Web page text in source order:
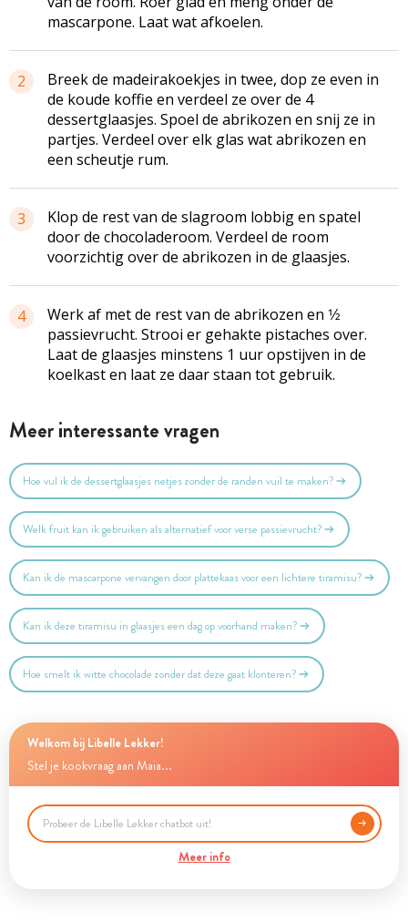
mascarpone. Laat wat afkoelen.
2
Breek de madeirakoekjes in twee, dop ze even in
de koude koffie en verdeel ze over de 4
dessertglaasjes. Spoel de abrikozen en snij ze in
partjes. Verdeel over elk glas wat abrikozen en
een scheutje rum.
3
Klop de rest van de slagroom lobbig en spatel
door de chocoladeroom. Verdeel de room
voorzichtig over de abrikozen in de glaasjes.
4
Werk af met de rest van de abrikozen en 1⁄2
passievrucht. Strooi er gehakte pistaches over.
Laat de glaasjes minstens 1 uur opstijven in de
koelkast en laat ze daar staan tot gebruik.
Meer interessante vragen
Hoe vul ik de dessertglaasjes netjes zonder de randen vuil te maken?
Welk fruit kan ik gebruiken als alternatief voor verse passievrucht?
Kan ik de mascarpone vervangen door plattekaas voor een lichtere tiramisu?
Kan ik deze tiramisu in glaasjes een dag op voorhand maken?
Hoe smelt ik witte chocolade zonder dat deze gaat klonteren?
Welkom bij Libelle Lekker!
Stel je kookvraag aan Maia...
Meer info